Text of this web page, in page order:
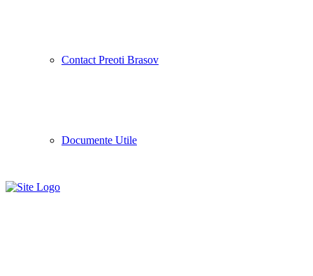
Contact Preoti Brasov
Documente Utile